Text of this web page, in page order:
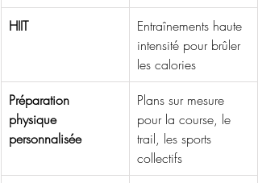
HIIT
Entraînements haute
intensité pour brûler
les calories
Préparation
physique
personnalisée
Plans sur mesure
pour la course, le
trail, les sports
collectifs